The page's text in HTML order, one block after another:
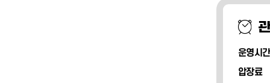
운영시간
압장료